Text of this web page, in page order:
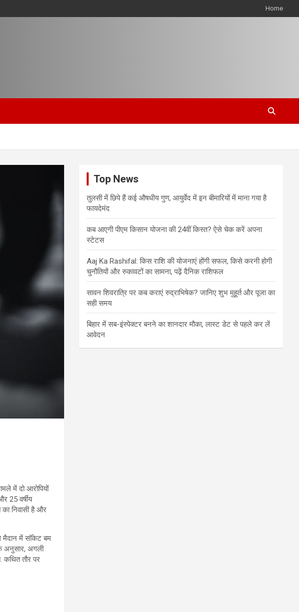
Home
में दो आरोपियों
25 वर्षीय
निवासी है और
मैदान में सॉकेट बम
अनुसार, अगली
कथित तौर पर
Top News
तुलसी में छिपे हैं कई औषधीय गुण, आयुर्वेद में इन बीमारियों में माना गया है
फायदेमंद
कब आएगी पीएम किसान योजना की 24वीं किस्त? ऐसे चेक करें अपना
स्टेटस
Aaj Ka Rashifal: किस राशि की योजनाएं होंगी सफल, किसे करनी होगी
चुनौतियों और रुकावटों का सामना, पढ़ें दैनिक राशिफल
सावन शिवरात्रि पर कब कराएं रुद्राभिषेक? जानिए शुभ मुहूर्त और पूजा का
सही समय
बिहार में सब-इंस्पेक्टर बनने का शानदार मौका, लास्ट डेट से पहले कर लें
आवेदन